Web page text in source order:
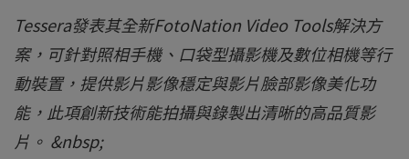
Tessera發表其全新FotoNation Video Tools解決方
案，可針對照相手機、口袋型攝影機及數位相機等行
動裝置，提供影片影像穩定與影片臉部影像美化功
能，此項創新技術能拍攝與錄製出清晰的高品質影
片。 &nbsp;